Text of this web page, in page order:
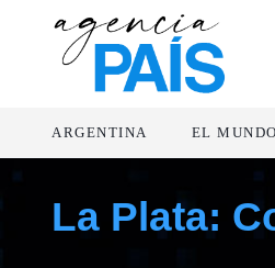
ARGENTINA EL MUNDO
La Plata: